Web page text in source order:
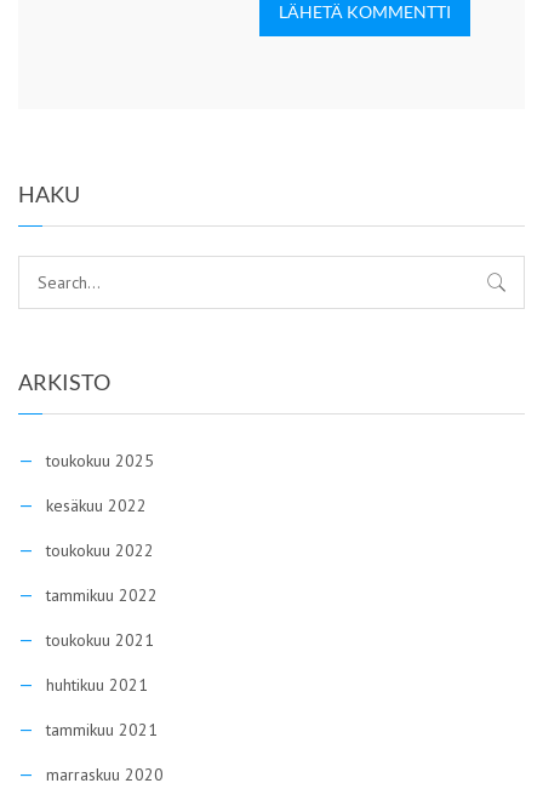
LÄHETÄ KOMMENTTI
HAKU
ARKISTO
toukokuu 2025
kesäkuu 2022
toukokuu 2022
tammikuu 2022
toukokuu 2021
huhtikuu 2021
tammikuu 2021
marraskuu 2020